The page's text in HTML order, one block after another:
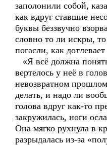
заполонили собой,
как вдруг ставшие
буквы беззвучно
словно то ли искры,
погасли, как
«Я всё должна
вертелось у неё в
невозвратном
делать, и надо ли
голова вдруг как-то
закружилась, ноги
Она мягко рухнула в
разрыдалась из-за